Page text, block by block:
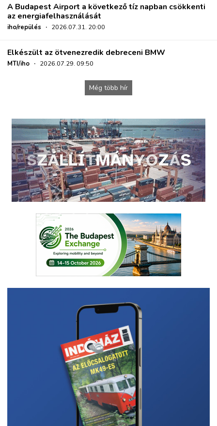
A Budapest Airport a következő tíz napban csökkenti
az energiafelhasználását
iho/repülés · 2026.07.31. 20:00
Elkészült az ötvenezredik debreceni BMW
MTI/iho · 2026.07.29. 09:50
Még több hír